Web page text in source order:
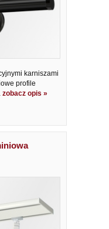
karniszami
profile
zobacz opis »